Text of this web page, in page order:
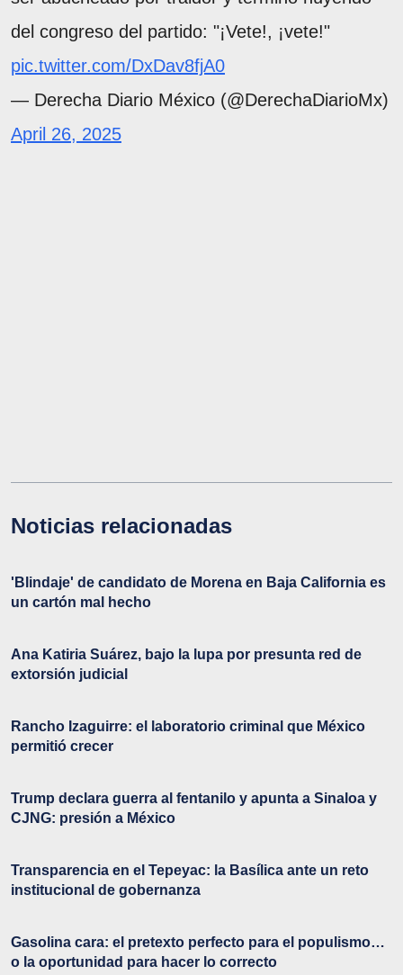
del congreso del partido: "¡Vete!, ¡vete!"
pic.twitter.com/DxDav8fjA0
— Derecha Diario México (@DerechaDiarioMx)
April 26, 2025
Noticias relacionadas
'Blindaje' de candidato de Morena en Baja California es
un cartón mal hecho
Ana Katiria Suárez, bajo la lupa por presunta red de
extorsión judicial
Rancho Izaguirre: el laboratorio criminal que México
permitió crecer
Trump declara guerra al fentanilo y apunta a Sinaloa y
CJNG: presión a México
Transparencia en el Tepeyac: la Basílica ante un reto
institucional de gobernanza
Gasolina cara: el pretexto perfecto para el populismo…
o la oportunidad para hacer lo correcto